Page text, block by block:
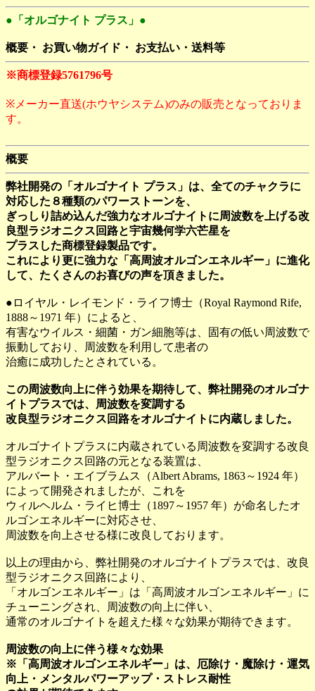
●「オルゴナイト プラス」●
概要・ お買い物ガイド・ お支払い・送料等
※商標登録5761796号
※メーカー直送(ホウヤシステム)のみの販売となっておりま
す。
概要
弊社開発の「オルゴナイト プラス」は、全てのチャクラに
対応した８種類のパワーストーンを、
ぎっしり詰め込んだ強力なオルゴナイトに周波数を上げる改
良型ラジオニクス回路と宇宙幾何学六芒星を
プラスした商標登録製品です。
これにより更に強力な「高周波オルゴンエネルギー」に進化
して、たくさんのお喜びの声を頂きました。
●ロイヤル・レイモンド・ライフ博士（Royal Raymond Rife,
1888～1971 年）によると、
有害なウイルス・細菌・ガン細胞等は、固有の低い周波数で
振動しており、周波数を利用して患者の
治癒に成功したとされている。
この周波数向上に伴う効果を期待して、弊社開発のオルゴナ
イトプラスでは、周波数を変調する
改良型ラジオニクス回路をオルゴナイトに内蔵しました。
オルゴナイトプラスに内蔵されている周波数を変調する改良
型ラジオニクス回路の元となる装置は、
アルバート・エイブラムス（Albert Abrams, 1863～1924 年）
によって開発されましたが、これを
ウィルヘルム・ライヒ博士（1897～1957 年）が命名したオ
ルゴンエネルギーに対応させ、
周波数を向上させる様に改良しております。
以上の理由から、弊社開発のオルゴナイトプラスでは、改良
型ラジオニクス回路により、
「オルゴンエネルギー」は「高周波オルゴンエネルギー」に
チューニングされ、周波数の向上に伴い、
通常のオルゴナイトを超えた様々な効果が期待できます。
周波数の向上に伴う様々な効果
※「高周波オルゴンエネルギー」は、厄除け・魔除け・運気
向上・メンタルパワーアップ・ストレス耐性